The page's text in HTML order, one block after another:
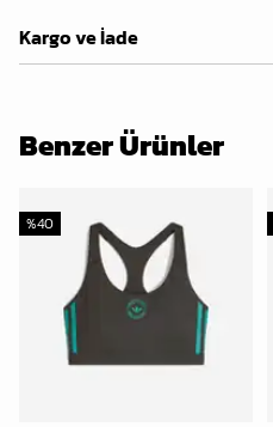
Kargo ve İade
Benzer Ürünler
%40